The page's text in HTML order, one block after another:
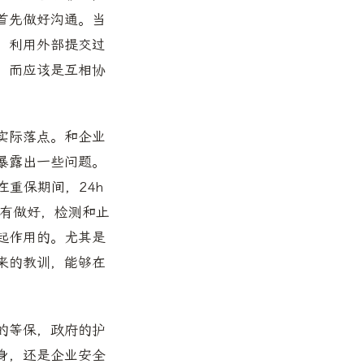
先做好沟通。当
利用外部提交过
而应该是互相协
际落点。和企业
出一些问题。
重保期间，24h
做好，检测和止
作用的。尤其是
的教训，能够在
等保，政府的护
，还是企业安全